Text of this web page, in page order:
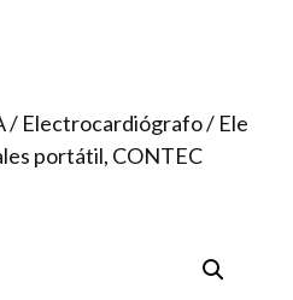
/ Electrocardiógrafo/ Ele
portátil, CONTEC